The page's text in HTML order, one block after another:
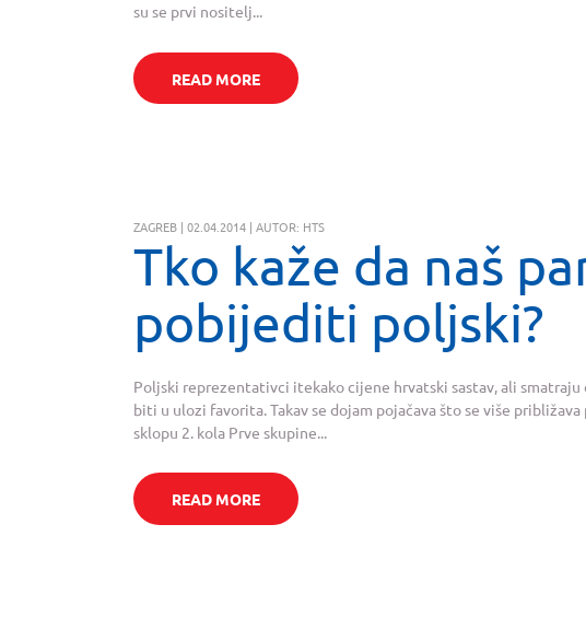
su se prvi nositelj...
READ MORE
ZAGREB | 02.04.2014 | AUTOR: HTS
Tko kaže da naš
pobijediti poljski?
Poljski reprezentativci itekako cijene hrvatski sastav, ali
biti u ulozi favorita. Takav se dojam pojačava što se više
sklopu 2. kola Prve skupine...
READ MORE